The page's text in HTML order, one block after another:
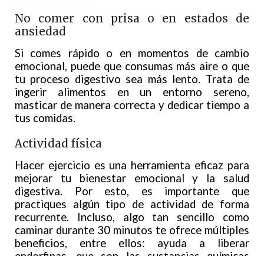
No comer con prisa o en estados de
ansiedad
Si comes rápido o en momentos de cambio
emocional, puede que consumas más aire o que
tu proceso digestivo sea más lento. Trata de
ingerir alimentos en un entorno sereno,
masticar de manera correcta y dedicar tiempo a
tus comidas.
Actividad física
Hacer ejercicio es una herramienta eficaz para
mejorar tu bienestar emocional y la salud
digestiva. Por esto, es importante que
practiques algún tipo de actividad de forma
recurrente. Incluso, algo tan sencillo como
caminar durante 30 minutos te ofrece múltiples
beneficios, entre ellos: ayuda a liberar